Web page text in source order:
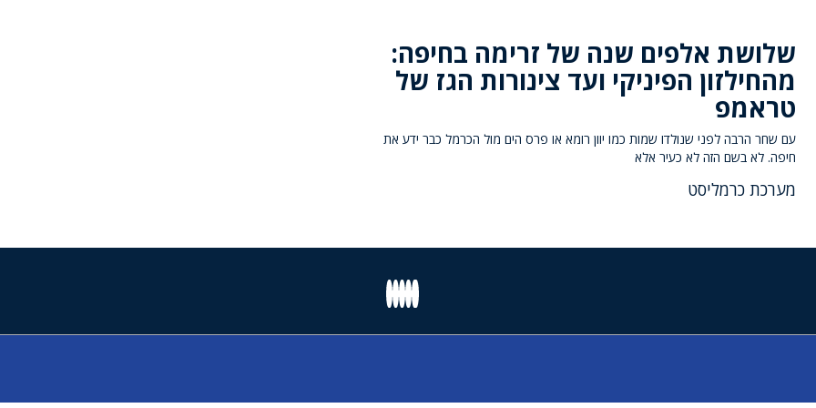
שלושת אלפים שנה של זרימה בחיפה:
מהחילזון הפיניקי ועד צינורות הגז של
טראמפ
עם שחר הרבה לפני שנולדו שמות כמו יוון רומא או פרס הים מול הכרמל כבר ידע את
חיפה. לא בשם הזה לא כעיר אלא
מערכת כרמליסט